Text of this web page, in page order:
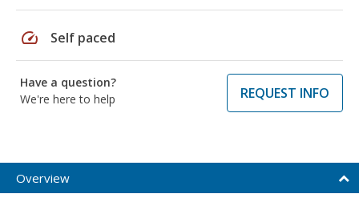
speed Self paced
Have a question?
We're here to help
REQUEST INFO
Overview